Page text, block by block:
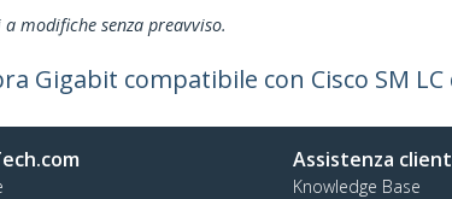
modifiche senza preavviso.
Gigabit compatibile con Cisco SM LC
Assistenza
Knowledge Base